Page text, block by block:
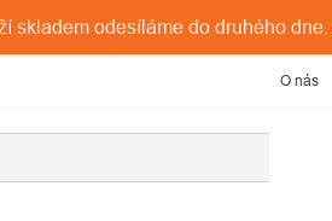
skladem odesíláme do druhého dne.
O nás